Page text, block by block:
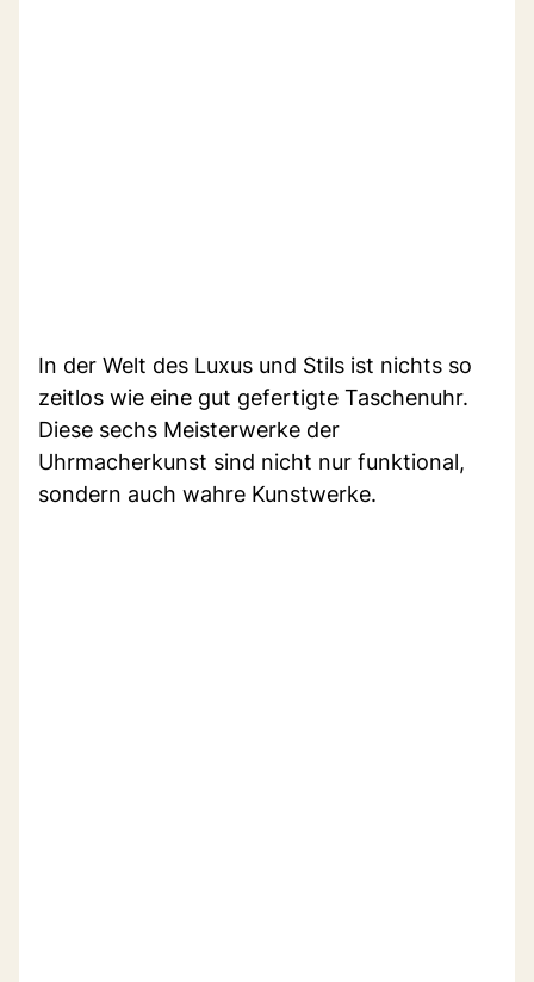
In der Welt des Luxus und Stils ist nichts so
zeitlos wie eine gut gefertigte Taschenuhr.
Diese sechs Meisterwerke der
Uhrmacherkunst sind nicht nur funktional,
sondern auch wahre Kunstwerke.